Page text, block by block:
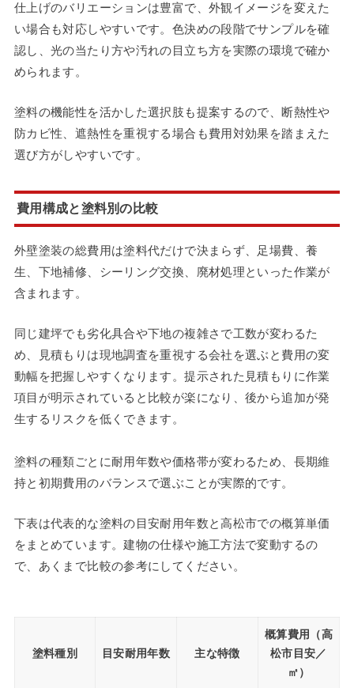
仕上げのバリエーションは豊富で、外観イメージを変えた
い場合も対応しやすいです。色決めの段階でサンプルを確
認し、光の当たり方や汚れの目立ち方を実際の環境で確か
められます。
塗料の機能性を活かした選択肢も提案するので、断熱性や
防カビ性、遮熱性を重視する場合も費用対効果を踏まえた
選び方がしやすいです。
費用構成と塗料別の比較
外壁塗装の総費用は塗料代だけで決まらず、足場費、養
生、下地補修、シーリング交換、廃材処理といった作業が
含まれます。
同じ建坪でも劣化具合や下地の複雑さで工数が変わるた
め、見積もりは現地調査を重視する会社を選ぶと費用の変
動幅を把握しやすくなります。提示された見積もりに作業
項目が明示されていると比較が楽になり、後から追加が発
生するリスクを低くできます。
塗料の種類ごとに耐用年数や価格帯が変わるため、長期維
持と初期費用のバランスで選ぶことが実際的です。
下表は代表的な塗料の目安耐用年数と高松市での概算単価
をまとめています。建物の仕様や施工方法で変動するの
で、あくまで比較の参考にしてください。
塗料種別 目安耐用年数 主な特徴
概算費用（高
松市目安／
㎡）